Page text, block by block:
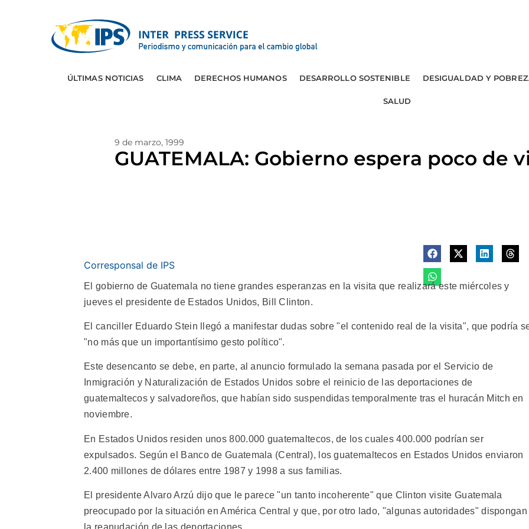
ÚLTIMAS NOTICIAS CLIMA DERECHOS HUMANOS DESARROLLO SOSTENIBLE DESIGUALDAD Y
SALUD
9 de marzo, 1999
GUATEMALA: Gobierno espera poco de
Corresponsal de IPS
El gobierno de Guatemala no tiene grandes esperanzas en la visita que realizará este miércoles y
jueves el presidente de Estados Unidos, Bill Clinton.
El canciller Eduardo Stein llegó a manifestar dudas sobre "el contenido real de la visita", que podría
"no más que un importantísimo gesto político".
Este desencanto se debe, en parte, al anuncio formulado la semana pasada por el Servicio de
Inmigración y Naturalización de Estados Unidos sobre el reinicio de las deportaciones de
guatemaltecos y salvadoreños, que habían sido suspendidas temporalmente tras el huracán Mitch en
noviembre.
En Estados Unidos residen unos 800.000 guatemaltecos, de los cuales 400.000 podrían ser
expulsados. Según el Banco de Guatemala (Central), los guatemaltecos en Estados Unidos enviaron
2.400 millones de dólares entre 1987 y 1998 a sus familias.
El presidente Alvaro Arzú dijo que le parece "un tanto incoherente" que Clinton visite Guatemala
preocupado por la situación en América Central y que, por otro lado, "algunas autoridades" dispongan
la reanudación de las deportaciones.